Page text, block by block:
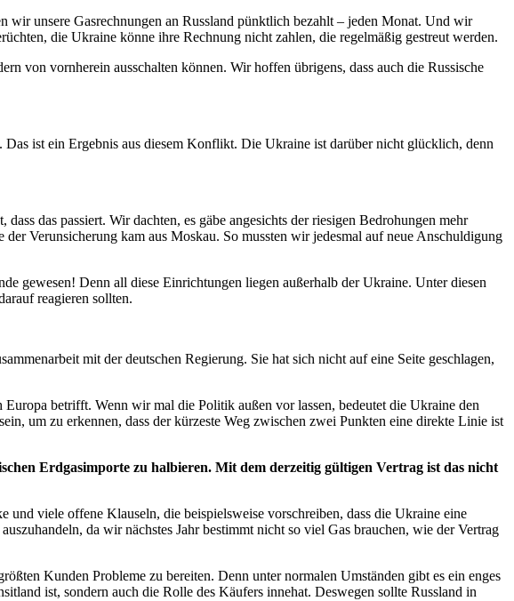
unsere Gasrechnungen an Russland pünktlich bezahlt – jeden Monat. Und wir
die Ukraine könne ihre Rechnung nicht zahlen, die regelmäßig gestreut werden.
von vornherein ausschalten können. Wir hoffen übrigens, dass auch die Russische
ist ein Ergebnis aus diesem Konflikt. Die Ukraine ist darüber nicht glücklich, denn
das passiert. Wir dachten, es gäbe angesichts der riesigen Bedrohungen mehr
Verunsicherung kam aus Moskau. So mussten wir jedesmal auf neue Anschuldigung
gewesen! Denn all diese Einrichtungen liegen außerhalb der Ukraine. Unter diesen
reagieren sollten.
mit der deutschen Regierung. Sie hat sich nicht auf eine Seite geschlagen,
betrifft. Wenn wir mal die Politik außen vor lassen, bedeutet die Ukraine den
um zu erkennen, dass der kürzeste Weg zwischen zwei Punkten eine direkte Linie ist
Erdgasimporte zu halbieren. Mit dem derzeitig gültigen Vertrag ist das nicht
viele offene Klauseln, die beispielsweise vorschreiben, dass die Ukraine eine
da wir nächstes Jahr bestimmt nicht so viel Gas brauchen, wie der Vertrag
Kunden Probleme zu bereiten. Denn unter normalen Umständen gibt es ein enges
ist, sondern auch die Rolle des Käufers innehat. Deswegen sollte Russland in